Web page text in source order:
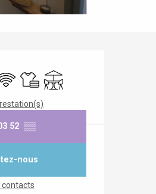
Draps et linge
Terrasse
52 ▒▒
nous
contacts